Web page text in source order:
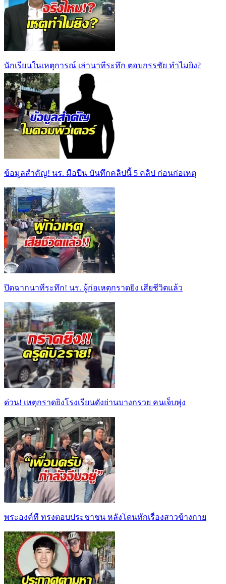
นักเรียนในเหตุการณ์ เล่านาทีระทึก ตอบกรรชัย ทำไมยิง?
ข้อมูลสำคัญ! นร. มือปืน บันทึกคลิปนี้ 5 คลิป ก่อนก่อเหตุ
ปิดฉากนาทีระทึก! นร. ผู้ก่อเหตุกราดยิง เสียชีวิตแล้ว
ด่วน! เหตุกราดยิงโรงเรียนดังย่านบางกรวย คนเจ็บพุ่ง
พระองค์ที ทรงตอบประชาชน หลังโดนทักเรื่องสาวข้างกาย